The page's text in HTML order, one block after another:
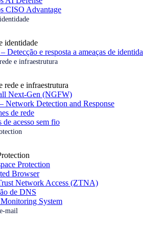
CISO Advantage
identidade
Detecção e resposta a ameaças de
e infraestrutura
rede e infraestrutura
Next-Gen (NGFW)
Network Detection and Response
de rede
de acesso sem fio
Protection
Browser
Network Access (ZTNA)
de DNS
System
mail